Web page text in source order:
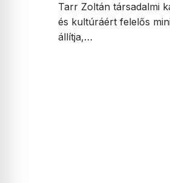
Tarr Zoltán társadalmi
és kultúráért felelős
állítja,…